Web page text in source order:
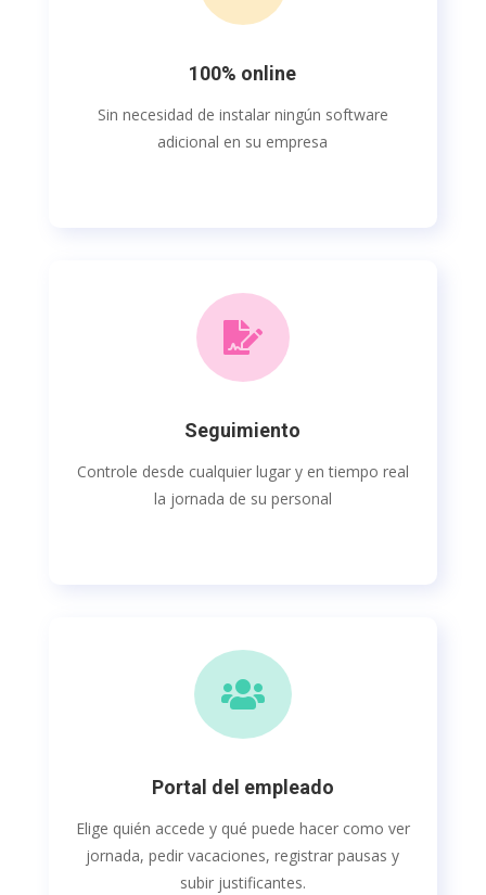
100% online
Sin necesidad de instalar ningún software
adicional en su empresa

Seguimiento
Controle desde cualquier lugar y en tiempo real
la jornada de su personal

Portal del empleado
Elige quién accede y qué puede hacer como ver
jornada, pedir vacaciones, registrar pausas y
subir justificantes.